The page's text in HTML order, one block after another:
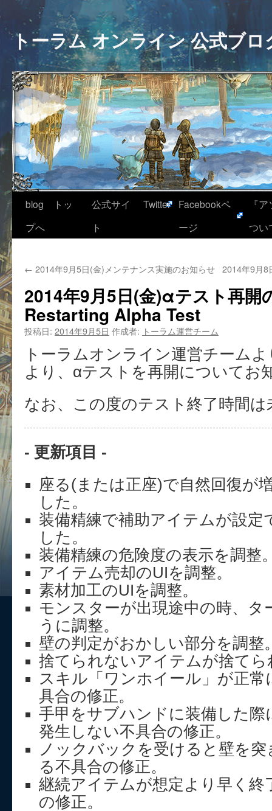
トーラム オンライン 公式ブロ
blog トッ
プへ
公式サイ
ト
Twitter
Facebookペ
ージ
『
つい
← 2014年9月5日(金)メンテナンス実施のお知らせ 2014年9月8
2014年9月5日(金)αテスト再開
Restarting Alpha Test
投稿日: 2014年9月5日 作成者: トーラム運営チーム
トーラムオンライン運営チーム
より、αテストを再開についてお
なお、この度のテスト終了時間
- 更新項目 -
座る(または正座)で自然回復が
した。
装備精練で補助アイテムが設
した。
装備精練の危険度の表示を調整
アイテム売却のUIを調整。
素材加工のUIを調整。
モンスターが出現途中の時、
うに調整。
壁の判定がおかしい部分を調整
捨てられないアイテムが捨てら
スキル「ワンホイール」が正
具合の修正。
手甲をサブハンドに装備した
発生しない不具合の修正。
ノックバックを受けると壁を
る不具合の修正。
継続アイテムが想定より早く終
の修正。